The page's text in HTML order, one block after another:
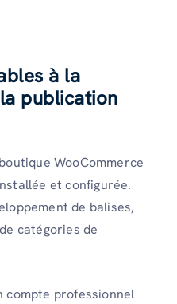
à la
publication
WooCommerce
et configurée.
de balises,
catégories de
compte professionnel